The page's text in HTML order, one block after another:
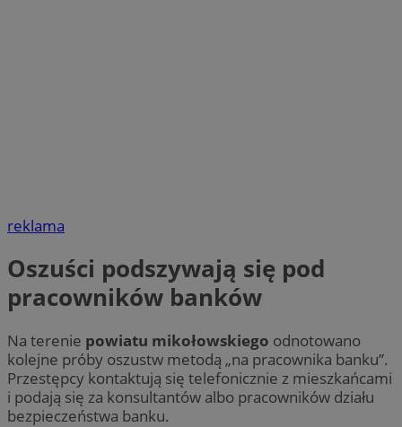
reklama
Oszuści podszywają się pod
pracowników banków
Na terenie powiatu mikołowskiego odnotowano
kolejne próby oszustw metodą „na pracownika banku”.
Przestępcy kontaktują się telefonicznie z mieszkańcami
i podają się za konsultantów albo pracowników działu
bezpieczeństwa banku.